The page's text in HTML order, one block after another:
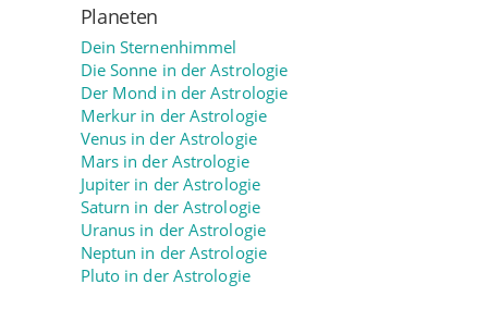
Planeten
Dein Sternenhimmel
Die Sonne in der Astrologie
Der Mond in der Astrologie
Merkur in der Astrologie
Venus in der Astrologie
Mars in der Astrologie
Jupiter in der Astrologie
Saturn in der Astrologie
Uranus in der Astrologie
Neptun in der Astrologie
Pluto in der Astrologie